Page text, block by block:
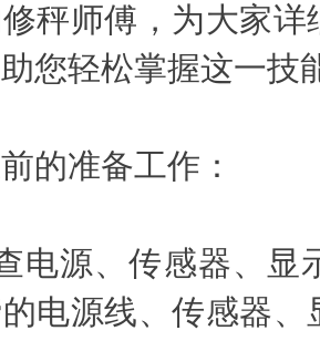
秤师傅，为大家
您轻松掌握这一技
的准备工作：
源、传感器、显
电源线、传感器